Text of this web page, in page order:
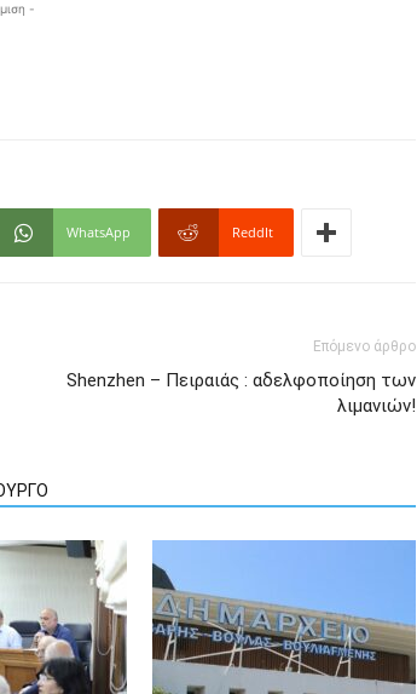
-
WhatsApp ReddIt
Επόμενο άρθρο
Shenzhen – Πειραιάς : αδελφοποίηση των
λιμανιών!